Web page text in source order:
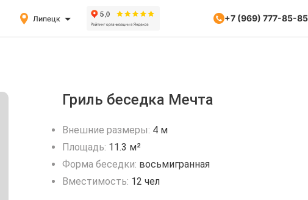
Липецк +7 (969) 777-85-85
Гриль беседка Мечта
Внешние размеры: 4 м
Площадь: 11.3 м²
Форма беседки: восьмигранная
Вместимость: 12 чел